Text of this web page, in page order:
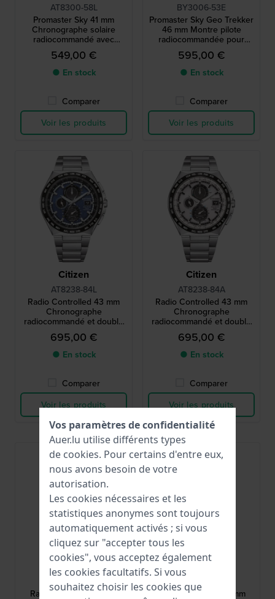
AT8300-58L
Promaster Sky 41 mm
Chronographe solaire
radiocommandé avec
lunette aviation interne
549,00 €
● En stock
Comparer
Voir les produits
BY3006-53E
Promaster Sky Geo Trekker
46 mm Montre pilote
radiocommandée pour
l'hémisphère nord
595,00 €
● En stock
Comparer
Voir les produits
Citizen
AT8238-84L
Radio Controlled 43 mm
Chronographe
radiocommandé et double
minuterie en titane
695,00 €
● En stock
Comparer
Voir les produits
Citizen
AT8238-84A
Radio Controlled 43 mm
Chronographe
radiocommandé et double
minuterie en titane
695,00 €
● En stock
Comparer
Voir les produits
Citizen
AT8263-10H
Radiocontrolled 43 mm
Radiocontrolled 43 mm
Vos paramètres de confidentialité
Auer.lu utilise différents types
de cookies. Pour certains d'entre eux,
nous avons besoin de votre
autorisation.
Les cookies nécessaires et les
statistiques anonymes sont toujours
automatiquement activés ; si vous
cliquez sur "accepter tous les
cookies", vous acceptez également
les cookies facultatifs. Si vous
souhaitez choisir les cookies que